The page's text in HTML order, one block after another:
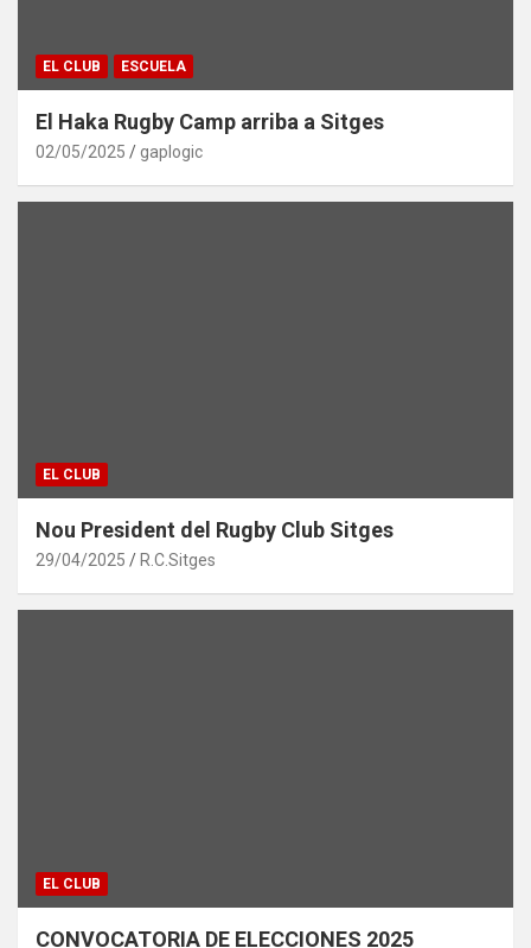
EL CLUB ESCUELA
El Haka Rugby Camp arriba a Sitges
02/05/2025 gaplogic
EL CLUB
Nou President del Rugby Club Sitges
29/04/2025 R.C.Sitges
EL CLUB
CONVOCATORIA DE ELECCIONES 2025